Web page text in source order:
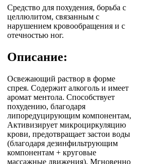
Средство для похудения, борьба с
целлюлитом, связанным с
нарушением кровообращения и с
отечностью ног.
Описание:
Освежающий раствор в форме
спрея. Содержит алкоголь и имеет
аромат ментола. Способствует
похудению, благодаря
липоредуцирующим компонентам,
Активизирует микроциркуляцию
крови, предотвращает застои воды
(благодаря дезинфильтрующим
компонентам + круговые
массажные движения). Мгновенно